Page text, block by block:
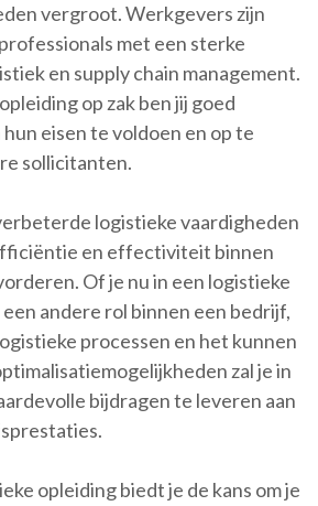
vergroot. Werkgevers zijn
met een sterke
en supply chain management.
op zak ben jij goed
eisen te voldoen en op te
sollicitanten.
logistieke vaardigheden
en effectiviteit binnen
Of je nu in een logistieke
andere rol binnen een bedrijf,
processen en het kunnen
zal je in
bijdragen te leveren aan
opleiding biedt je de kans om je